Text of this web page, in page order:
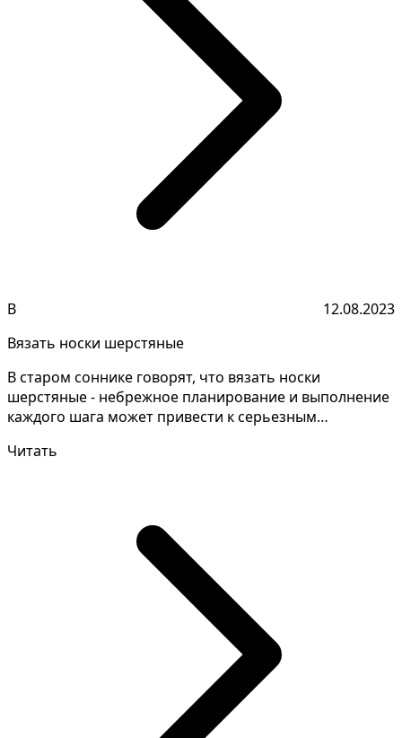
В
12.08.2023
Вязать носки шерстяные
В старом соннике говорят, что вязать носки
шерстяные - небрежное планирование и выполнение
каждого шага может привести к серьезным
Читать